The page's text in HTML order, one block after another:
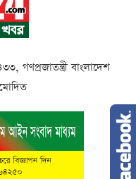
গণপ্রজাতন্ত্রী বাংলাদেশ